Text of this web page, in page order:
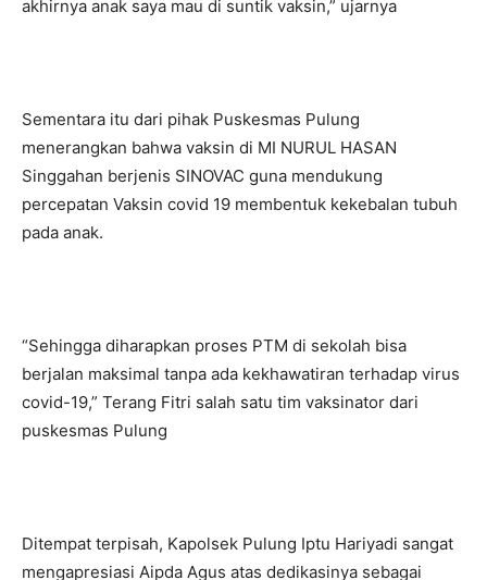
akhirnya anak saya mau di suntik vaksin,” ujarnya
Sementara itu dari pihak Puskesmas Pulung
menerangkan bahwa vaksin di MI NURUL HASAN
Singgahan berjenis SINOVAC guna mendukung
percepatan Vaksin covid 19 membentuk kekebalan tubuh
pada anak.
“Sehingga diharapkan proses PTM di sekolah bisa
berjalan maksimal tanpa ada kekhawatiran terhadap virus
covid-19,” Terang Fitri salah satu tim vaksinator dari
puskesmas Pulung
Ditempat terpisah, Kapolsek Pulung Iptu Hariyadi sangat
mengapresiasi Aipda Agus atas dedikasinya sebagai